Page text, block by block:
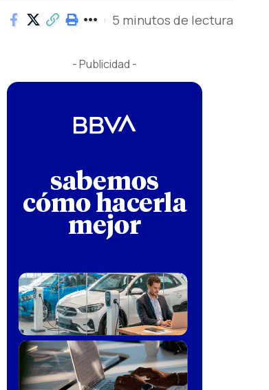
5 minutos de lectura
- Publicidad -